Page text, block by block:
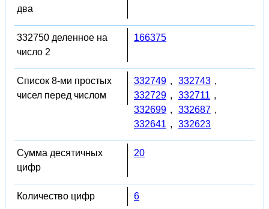
два
332750 деленное на
число 2
166375
Список 8-ми простых
чисел перед числом
332749 , 332743 ,
332729 , 332711 ,
332699 , 332687 ,
332641 , 332623
Сумма десятичных
цифр
20
Количество цифр 6